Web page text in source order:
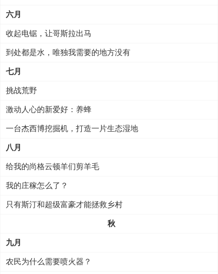
六月
收起电锯，让哥斯拉出马
到处都是水，唯独我需要的地方没有
七月
挑战荒野
激动人心的新爱好：养蜂
一台杰西博挖掘机，打造一片生态湿地
八月
给我的尚格云顿羊们剪羊毛
我的庄稼怎么了？
只有斯汀和超级富豪才能拯救乡村
秋
九月
农民为什么需要喷火器？